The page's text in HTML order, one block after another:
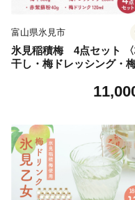
富山県氷見市
氷見稲積梅 4点セット
干し・梅ドレッシング・